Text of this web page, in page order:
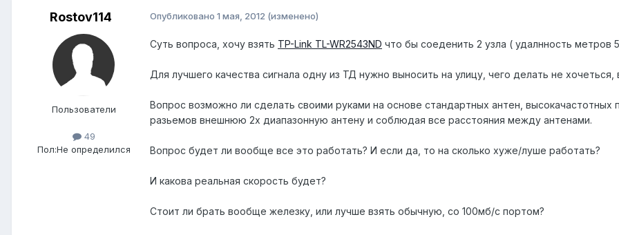
Rostov114
Пользователи
49
Пол:Не определился
Опубликовано 1 мая, 2012 (изменено)
Суть вопроса, хочу взять TP-Link TL-WR2543ND что бы соеденить 2 узла ( удалнность метров
Для лучшего качества сигнала одну из ТД нужно выносить на улицу, чего делать не
Вопрос возможно ли сделать своими руками на основе стандартных антен,
разьемов внешнюю 2х диапазонную антену и соблюдая все расстояния между антенами.
Вопрос будет ли вообще все это работать? И если да, то на сколько хуже/луше работать?
И какова реальная скорость будет?
Стоит ли брать вообще железку, или лучше взять обычную, со 100мб/с портом?